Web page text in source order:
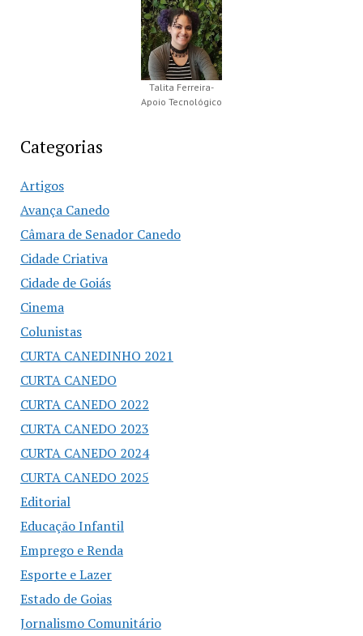
Talita Ferreira-
Apoio Tecnológico
Categorias
Artigos
Avança Canedo
Câmara de Senador Canedo
Cidade Criativa
Cidade de Goiás
Cinema
Colunistas
CURTA CANEDINHO 2021
CURTA CANEDO
CURTA CANEDO 2022
CURTA CANEDO 2023
CURTA CANEDO 2024
CURTA CANEDO 2025
Editorial
Educação Infantil
Emprego e Renda
Esporte e Lazer
Estado de Goias
Jornalismo Comunitário